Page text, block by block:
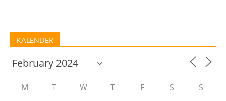
KALENDER
M T W T F S S